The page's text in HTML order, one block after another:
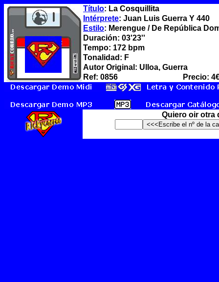
Título: La Cosquillita
Intérprete: Juan Luis Guerra Y 440
Estilo: Merengue / De República
Duración: 03'23''
Tempo: 172 bpm
Tonalidad: F
Autor Original: Ulloa, Guerra
Ref: 0856
Precio:
Quiero oir otra